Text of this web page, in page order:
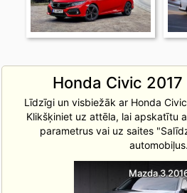
Honda Civic
Līdzīgi un visbiežāk ar Honda
Klikšķiniet uz attēla, lai apskatītu
parametrus vai uz saites
automobiļus.
Mazda 3